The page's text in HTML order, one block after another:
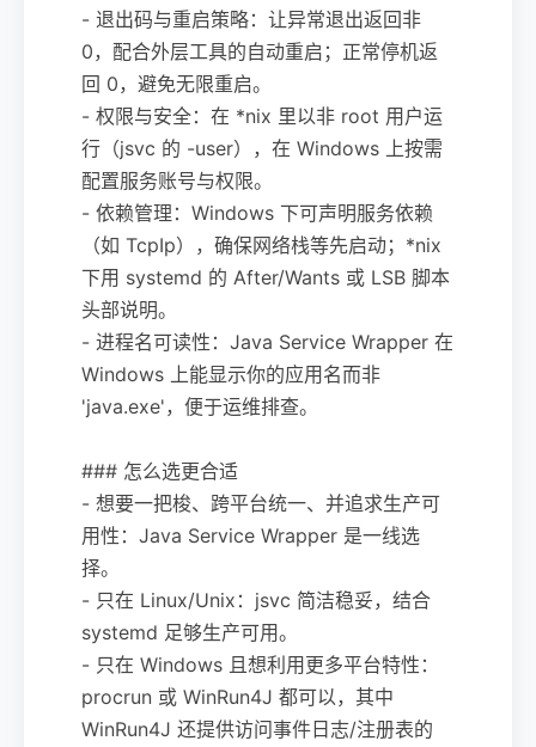
- 退出码与重启策略：让异常退出返回非
0，配合外层工具的自动重启；正常停机返
回 0，避免无限重启。
- 权限与安全：在 *nix 里以非 root 用户运
行（jsvc 的 -user），在 Windows 上按需
配置服务账号与权限。
- 依赖管理：Windows 下可声明服务依赖
（如 TcpIp），确保网络栈等先启动；*nix
下用 systemd 的 After/Wants 或 LSB 脚本
头部说明。
- 进程名可读性：Java Service Wrapper 在
Windows 上能显示你的应用名而非
'java.exe'，便于运维排查。
### 怎么选更合适
- 想要一把梭、跨平台统一、并追求生产可
用性：Java Service Wrapper 是一线选
择。
- 只在 Linux/Unix：jsvc 简洁稳妥，结合
systemd 足够生产可用。
- 只在 Windows 且想利用更多平台特性：
procrun 或 WinRun4J 都可以，其中
WinRun4J 还提供访问事件日志/注册表的